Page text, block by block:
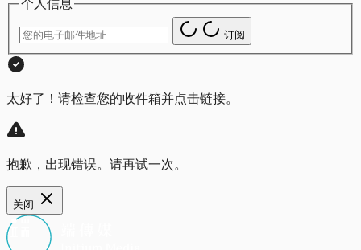
订阅
太好了！请检查您的收件箱并点击链接。
抱歉，出现错误。请再试一次。
关闭